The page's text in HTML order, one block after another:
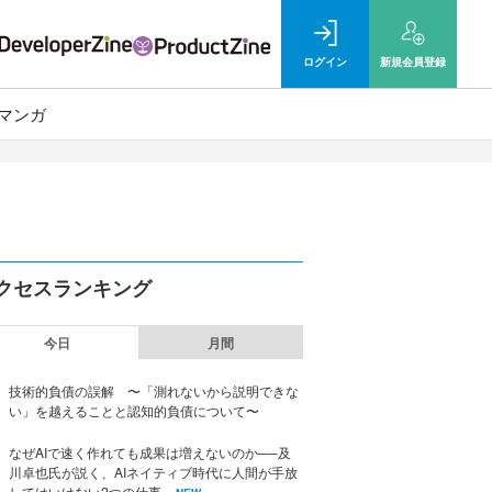
ログイン 新規会員登録
ンガ
セスランキング
今日 月間
技術的負債の誤解 〜「測れないから説明できな
い」を越えることと認知的負債について〜
なぜAIで速く作れても成果は増えないのか──及
川卓也氏が説く、AIネイティブ時代に人間が手放